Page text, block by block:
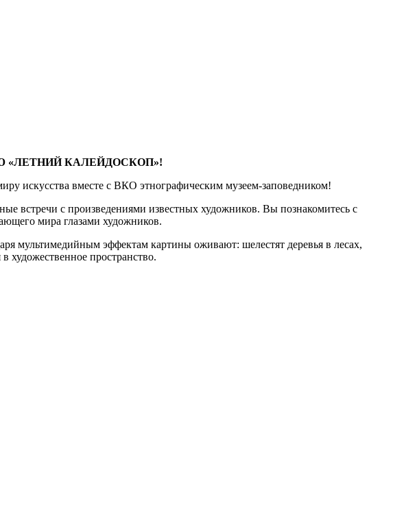
КАЛЕЙДОСКОП»!
искусства вместе с ВКО этнографическим музеем-заповедником!
встречи с произведениями известных художников. Вы познакомитесь с
мира глазами художников.
мультимедийным эффектам картины оживают: шелестят деревья в лесах,
художественное пространство.